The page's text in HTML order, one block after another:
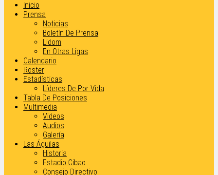
Inicio
Prensa
Noticias
Boletín De Prensa
Lidom
En Otras Ligas
Calendario
Roster
Estadísticas
Líderes De Por Vida
Tabla De Posiciones
Multimedia
Videos
Audios
Galería
Las Águilas
Historia
Estadio Cibao
Consejo Directivo